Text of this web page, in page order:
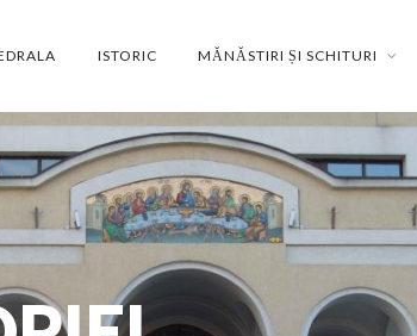
ISTORIC MĂNĂSTIRI ȘI SCHITURI